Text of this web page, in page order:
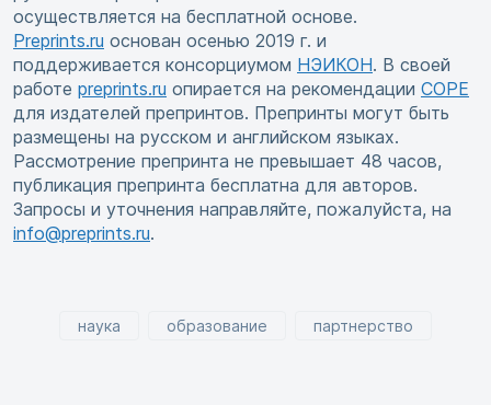
осуществляется на бесплатной основе.
Preprints.ru основан осенью 2019 г. и
поддерживается консорциумом НЭИКОН. В своей
работе preprints.ru опирается на рекомендации COPE
для издателей препринтов. Препринты могут быть
размещены на русском и английском языках.
Рассмотрение препринта не превышает 48 часов,
публикация препринта бесплатна для авторов.
Запросы и уточнения направляйте, пожалуйста, на
info@preprints.ru.
наука образование партнерство